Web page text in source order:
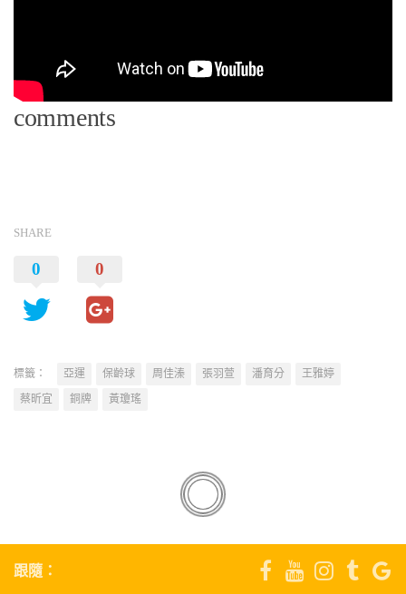
comments
SHARE
0 0
標籤： 亞運 保齡球 周佳溱 張羽萱 潘育分
王雅婷
蔡昕宜
銅牌 黃瓊瑤
跟隨：